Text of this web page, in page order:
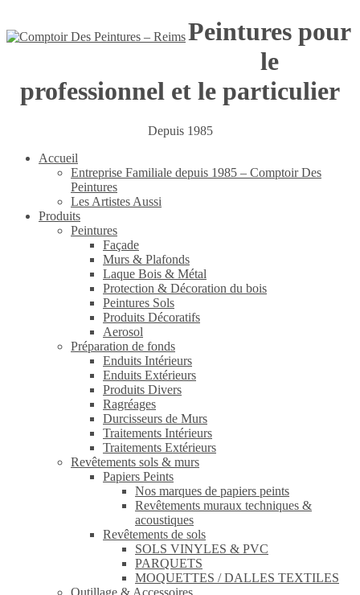
Peintures pour
le
professionnel et le particulier
Depuis 1985
Accueil
Entreprise Familiale depuis 1985 – Comptoir Des
Peintures
Les Artistes Aussi
Produits
Peintures
Façade
Murs & Plafonds
Laque Bois & Métal
Protection & Décoration du bois
Peintures Sols
Produits Décoratifs
Aerosol
Préparation de fonds
Enduits Intérieurs
Enduits Extérieurs
Produits Divers
Ragréages
Durcisseurs de Murs
Traitements Intérieurs
Traitements Extérieurs
Revêtements sols & murs
Papiers Peints
Nos marques de papiers peints
Revêtements muraux techniques &
acoustiques
Revêtements de sols
SOLS VINYLES & PVC
PARQUETS
MOQUETTES / DALLES TEXTILES
Outillage & Accessoires